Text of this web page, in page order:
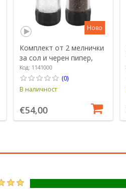
Ново
Комплект от 2 мелнички
за сол и черен пипер,
"Accent" - OXO
Код: 1141000
(0)
В наличност
€54,00